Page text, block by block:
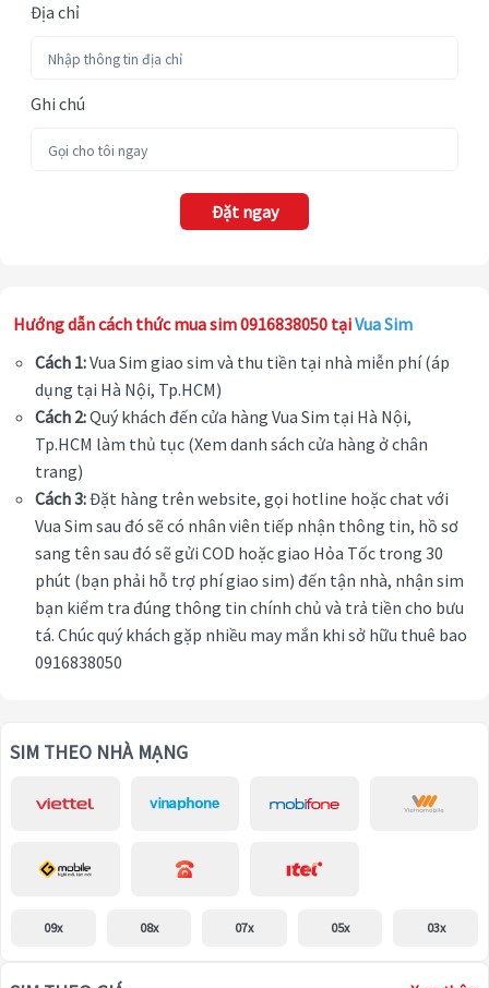
Địa chỉ
Ghi chú
Đặt ngay
Hướng dẫn cách thức mua sim 0916838050 tạiVua Sim
Cách 1:Vua Sim giao sim và thu tiền tại nhà miễn phí (áp
dụng tại Hà Nội, Tp.HCM)
Cách 2:Quý khách đến cửa hàng Vua Sim tại Hà Nội,
Tp.HCM làm thủ tục (Xem danh sách cửa hàng ở chân
trang)
Cách 3:Đặt hàng trên website, gọi hotline hoặc chat với
Vua Sim sau đó sẽ có nhân viên tiếp nhận thông tin, hồ sơ
sang tên sau đó sẽ gửi COD hoặc giao Hỏa Tốc trong 30
phút (bạn phải hỗ trợ phí giao sim) đến tận nhà, nhận sim
bạn kiểm tra đúng thông tin chính chủ và trả tiền cho bưu
tá. Chúc quý khách gặp nhiều may mắn khi sở hữu thuê bao
0916838050
SIM THEO NHÀ MẠNG
09x 08x 07x 05x 03x